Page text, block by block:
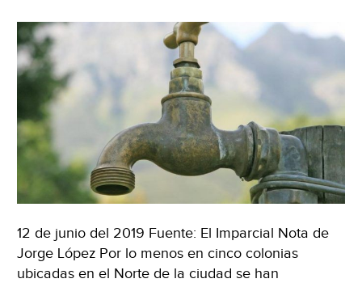
Hermosillo
12 de junio del 2019 Fuente: El Imparcial Nota de
Jorge López Por lo menos en cinco colonias
ubicadas en el Norte de la ciudad se han